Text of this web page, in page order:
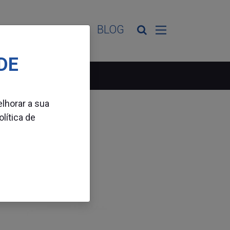
DE ATIVIDADE BLOG
a sua
de